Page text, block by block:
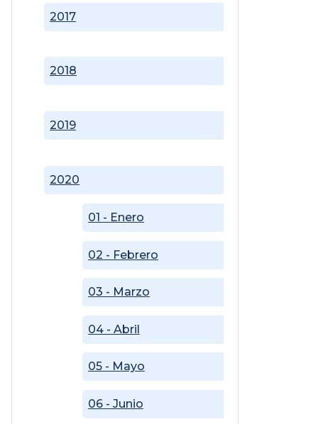
2017
2018
2019
2020
01 - Enero
02 - Febrero
03 - Marzo
04 - Abril
05 - Mayo
06 - Junio